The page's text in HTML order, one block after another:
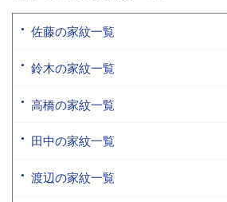
佐藤の家紋一覧
鈴木の家紋一覧
高橋の家紋一覧
田中の家紋一覧
渡辺の家紋一覧